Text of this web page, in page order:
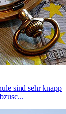
sind sehr knapp